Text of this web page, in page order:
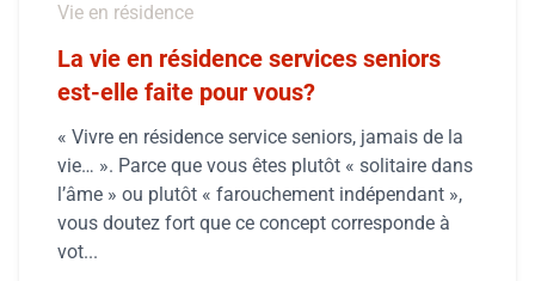
Vie en résidence
La vie en résidence services seniors
est-elle faite pour vous?
« Vivre en résidence service seniors, jamais de la
vie… ». Parce que vous êtes plutôt « solitaire dans
l’âme » ou plutôt « farouchement indépendant »,
vous doutez fort que ce concept corresponde à
vot...